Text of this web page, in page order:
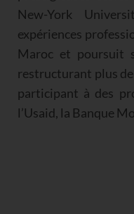
New-York
expériences
Maroc et poursuit
restructurant plus
participant à des
l’Usaid, la Banque